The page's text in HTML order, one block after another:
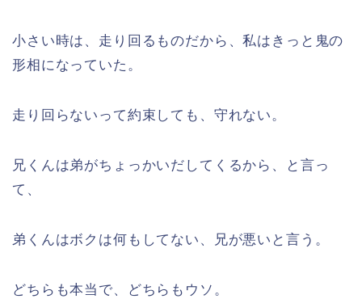
小さい時は、走り回るものだから、私はきっと鬼の
形相になっていた。
走り回らないって約束しても、守れない。
兄くんは弟がちょっかいだしてくるから、と言っ
て、
弟くんはボクは何もしてない、兄が悪いと言う。
どちらも本当で、どちらもウソ。